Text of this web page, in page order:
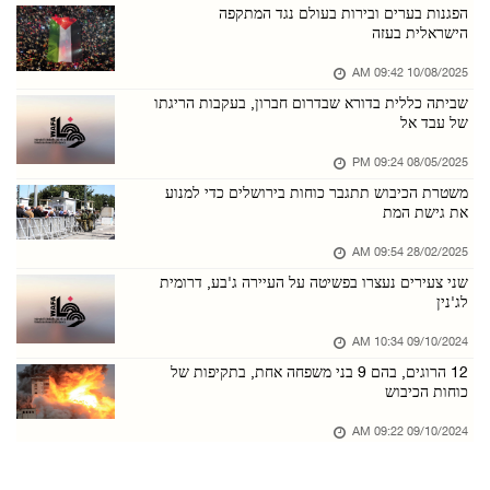
כוחות הכיבוש הציבו מחסום צבאי בכניסה לכפר בתי ...
כוחות הכיבוש ממשיכים לפוצץ בתים ולתקוף אוהלי ...
09/אוגוסט/2026 09:54 PM
מתנחלים הציתו בית במסאפר יטא שמדרום לחברון
09/אוגוסט/2026 09:50 PM
כוחות הכיבוש פלשו לכמה כפרים באזור שכם, ערכו ...
09/אוגוסט/2026 09:48 PM
קמפיין בארה"ב קורא לרופאים להחרים את ההסתדרות ...
הפגנות בערים ובירות בעולם נגד המתקפה
הישראלית בעזה
10/08/2025 09:42 AM
שביתה כללית בדורא שבדרום חברון, בעקבות הריגתו
של עבד אל
08/05/2025 09:24 PM
משטרת הכיבוש תתגבר כוחות בירושלים כדי למנוע
את גישת המת
28/02/2025 09:54 AM
שני צעירים נעצרו בפשיטה על העיירה ג'בע, דרומית
לג'נין
09/10/2024 10:34 AM
12 הרוגים, בהם 9 בני משפחה אחת, בתקיפות של
כוחות הכיבוש
09/10/2024 09:22 AM